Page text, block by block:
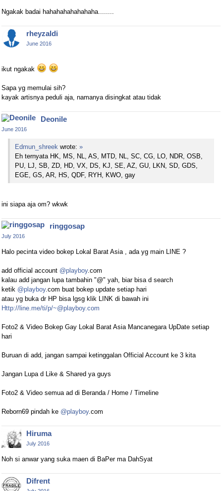
Ngakak badai hahahahahahahaha........
rheyzaldi
June 2016
ikut ngakak
Sapa yg memulai sih?
kayak artisnya peduli aja, namanya disingkat atau tidak
Deonile
June 2016
Edmun_shreek wrote: »
Eh ternyata HK, MS, NL, AS, MTD, NL, SC, CG, LO, NDR, OSB,
PU, LJ, SB, ZD, HD, VX, DS, KJ, SE, AZ, GU, LKN, SD, GDS,
EGE, GS, AR, HS, QDF, RYH, KWO, gay
ini siapa aja om? wkwk
ringgosap
July 2016
Halo pecinta video bokep Lokal Barat Asia , ada yg main LINE ?
add official account @playboy.com
kalau add jangan lupa tambahin "@" yah, biar bisa d search
ketik @playboy.com buat bokep update setiap hari
atau yg buka dr HP bisa lgsg klik LINK di bawah ini
Http://line.me/ti/p/~@playboy.com
Foto2 & Video Bokep Gay Lokal Barat Asia Mancanegara UpDate setiap
hari
Buruan di add, jangan sampai ketinggalan Official Account ke 3 kita
Jangan Lupa d Like & Shared ya guys
Foto2 & Video semua ad di Beranda / Home / Timeline
Reborn69 pindah ke @playboy.com
Hiruma
July 2016
Noh si anwar yang suka maen di BaPer ma DahSyat
Difrent